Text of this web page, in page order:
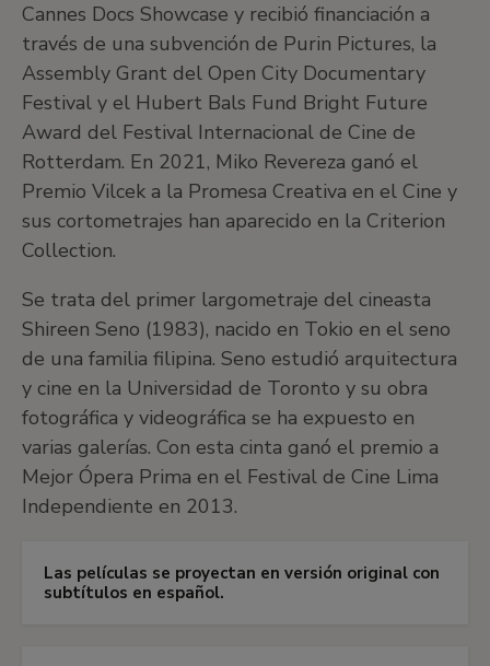
Cannes Docs Showcase y recibió financiación a
través de una subvención de Purin Pictures, la
Assembly Grant del Open City Documentary
Festival y el Hubert Bals Fund Bright Future
Award del Festival Internacional de Cine de
Rotterdam. En 2021, Miko Revereza ganó el
Premio Vilcek a la Promesa Creativa en el Cine y
sus cortometrajes han aparecido en la Criterion
Collection.
Se trata del primer largometraje del cineasta
Shireen Seno (1983), nacido en Tokio en el seno
de una familia filipina. Seno estudió arquitectura
y cine en la Universidad de Toronto y su obra
fotográfica y videográfica se ha expuesto en
varias galerías. Con esta cinta ganó el premio a
Mejor Ópera Prima en el Festival de Cine Lima
Independiente en 2013.
Las películas se proyectan en versión original con
subtítulos en español.